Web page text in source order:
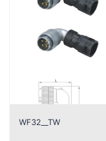
WF32__TW